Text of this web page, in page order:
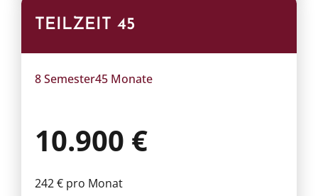
TEILZEIT 45
8 Semester45 Monate
10.900 €
242 € pro Monat